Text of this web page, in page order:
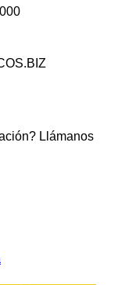
Llámanos